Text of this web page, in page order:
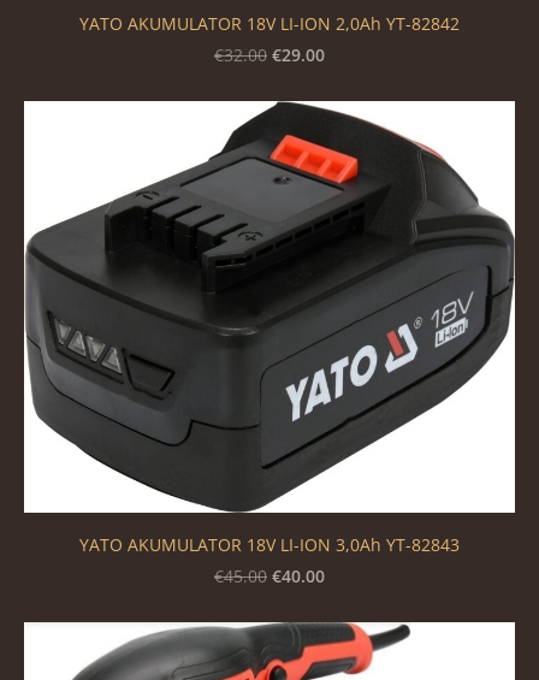
YATO AKUMULATOR 18V LI-ION 2,0Ah YT-82842
€32.00 €29.00
YATO AKUMULATOR 18V LI-ION 3,0Ah YT-82843
€45.00 €40.00